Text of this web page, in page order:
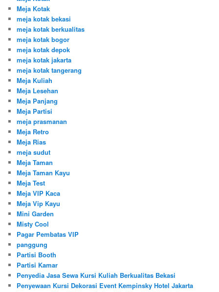
Meja Kotak
meja kotak bekasi
meja kotak berkualitas
meja kotak bogor
meja kotak depok
meja kotak jakarta
meja kotak tangerang
Meja Kuliah
Meja Lesehan
Meja Panjang
Meja Partisi
meja prasmanan
Meja Retro
Meja Rias
meja sudut
Meja Taman
Meja Taman Kayu
Meja Test
Meja VIP Kaca
Meja Vip Kayu
Mini Garden
Misty Cool
Pagar Pembatas VIP
panggung
Partisi Booth
Partisi Kamar
Penyedia Jasa Sewa Kursi Kuliah Berkualitas Bekasi
Penyewaan Kursi Dekorasi Event Kempinsky Hotel Jakarta